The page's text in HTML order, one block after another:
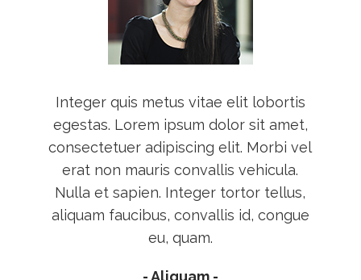
Integer quis metus vitae elit lobortis
egestas. Lorem ipsum dolor sit amet,
consectetuer adipiscing elit. Morbi vel
erat non mauris convallis vehicula.
Nulla et sapien. Integer tortor tellus,
aliquam faucibus, convallis id, congue
eu, quam.
- Aliquam -